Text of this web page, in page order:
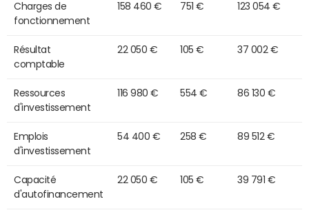
Charges de
fonctionnement
158 460 € 751 € 123 054 €
Résultat
comptable
22 050 € 105 € 37 002 €
Ressources
d'investissement
116 980 € 554 € 86 130 €
Emplois
d'investissement
54 400 € 258 € 89 512 €
Capacité
d'autofinancement
22 050 € 105 € 39 791 €